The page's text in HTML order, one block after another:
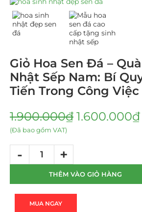
Giỏ Hoa Sen Đá –
Nhật Sếp Nam: Bí
Tiến Trong Công Việc
1.900.000₫ 1.600.000₫
(Đã bao gồm VAT)
THÊM VÀO GIỎ HÀNG
MUA NGAY